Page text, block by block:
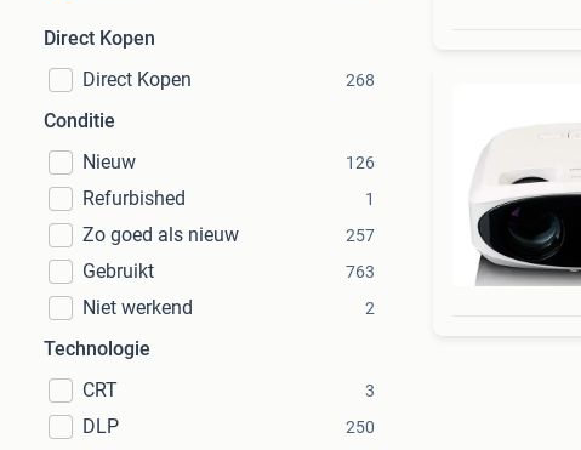
Direct Kopen
Direct Kopen
268
Conditie
Nieuw
126
Refurbished 1
Zo goed als nieuw 257
Gebruikt 763
Niet werkend 2
Technologie
CRT
3
DLP 250